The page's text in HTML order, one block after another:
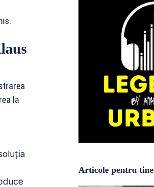
la
Articole pentru tine